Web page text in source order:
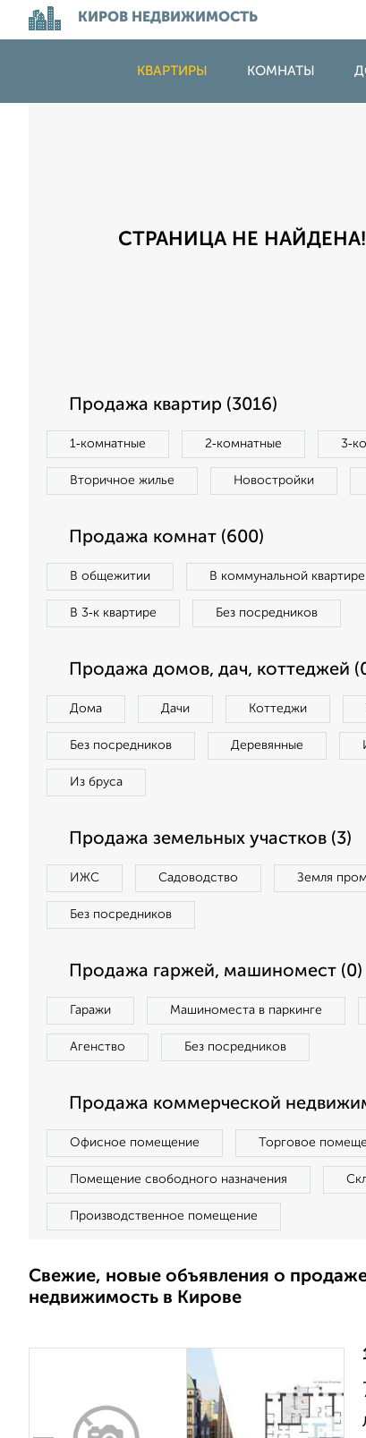
КИРОВ НЕДВИЖИМОСТЬ
КВАРТИРЫ КОМНАТЫ
СТРАНИЦА НЕ НАЙДЕНА!
Продажа квартир (3016)
1‑комнатные 2‑комнатные
Вторичное жилье Новостройки
Продажа комнат (600)
В общежитии В коммунальной квартире
В 3‑к квартире Без посредников
Продажа домов, дач, коттеджей
Дома Дачи Коттеджи
Без посредников Деревянные
Из бруса
Продажа земельных участков (3)
ИЖС Садоводство Земля
Без посредников
Продажа гаржей, машиномест (0)
Гаражи Машиноместа в паркинге
Агенство Без посредников
Продажа коммерческой
Офисное помещение Торговое
Помещение свободного назначения
Производственное помещение
Свежие, новые объявления о
недвижимость в Кирове